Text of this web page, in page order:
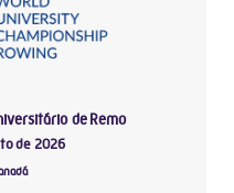
de Remo
de 2026